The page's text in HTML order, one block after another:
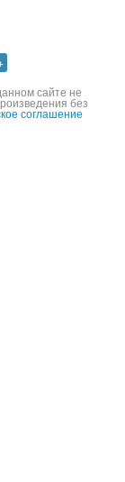
сайте не
без
соглашение